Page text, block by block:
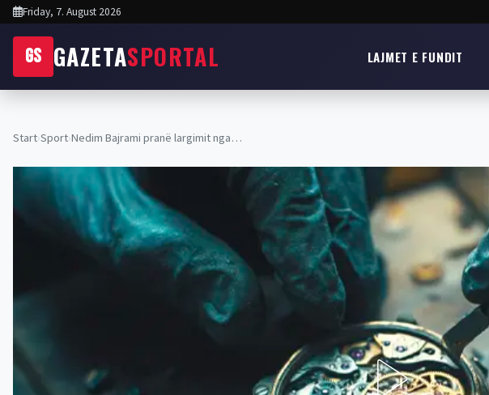
Friday, 7. August 2026
GS GAZETASPORTAL LAJMET E FUNDIT
Start›Sport›Nedim Bajrami pranë largimit nga…